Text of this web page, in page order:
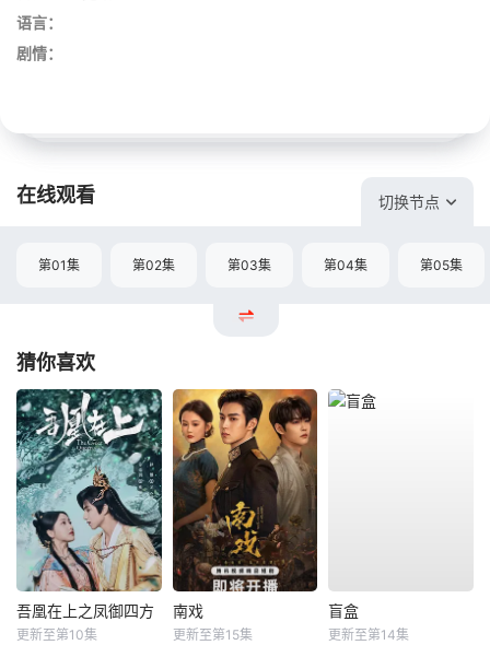
语言：
剧情：
在线观看 切换节点
第01集 第02集 第03集 第04集 第05集
猜你喜欢
吾凰在上之凤御四方
更新至第10集
南戏
更新至第15集
盲盒
更新至第14集